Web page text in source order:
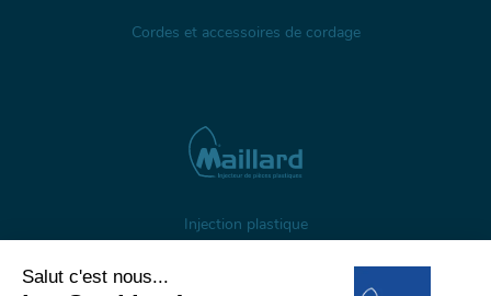
Cordes et accessoires de cordage
Injection plastique